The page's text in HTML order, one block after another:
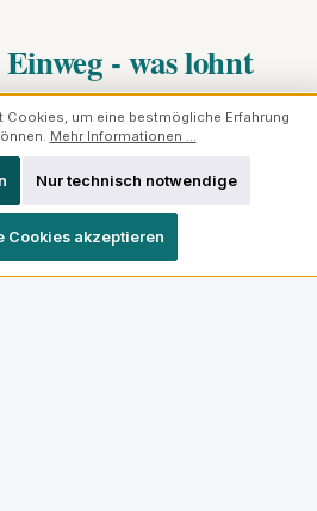
- was lohnt
neu befüllt - eine
Cookies, um eine bestmögliche Erfahrung
Mehr Informationen ...
Nur technisch notwendige
Cookies akzeptieren